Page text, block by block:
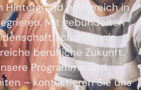
Hintergrund erfolgreich in
Mit gebündelten
schaffen wir
berufliche Zukunft.
Programme und
– kontaktieren Sie uns